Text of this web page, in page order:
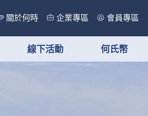
關於何時 企業專區 會員專區
線下活動 何氏幣